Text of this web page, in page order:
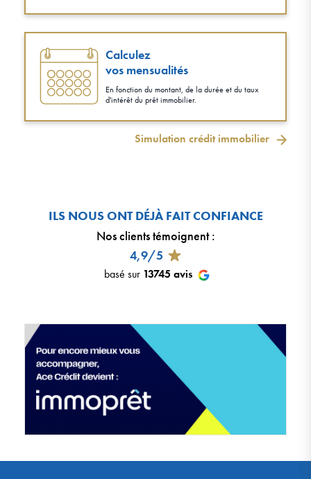
Calculez
vos mensualités
En fonction du montant, de la durée et du taux
d'intérêt du prêt immobilier.
Simulation crédit immobilier
ILS NOUS ONT DÉJÀ FAIT CONFIANCE
Nos clients témoignent:
4,9/5
basé sur 13745 avis